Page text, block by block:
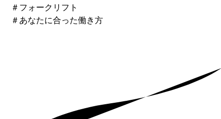
＃ フォークリフト
＃ あなたに合った働き方